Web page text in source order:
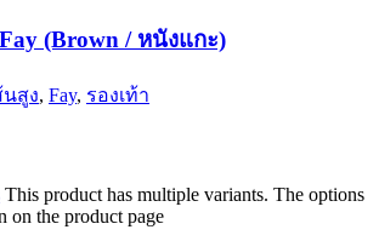
(Brown / หนังแกะ)
นสูง, Fay, รองเท้า
This product has multiple variants. The options
on the product page